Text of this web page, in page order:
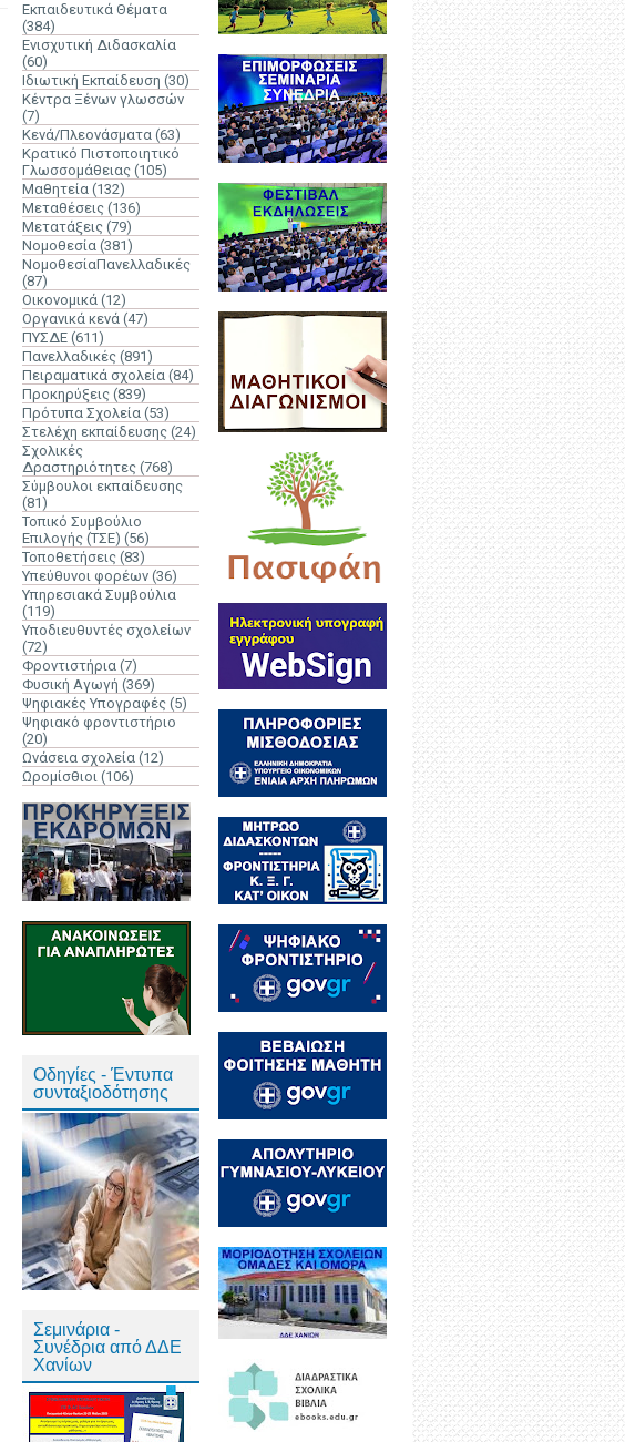
Εκπαιδευτικά Θέματα
(384)
Ενισχυτική Διδασκαλία
(60)
Ιδιωτική Εκπαίδευση (30)
Κέντρα Ξένων γλωσσών
(7)
Κενά/Πλεονάσματα (63)
Κρατικό Πιστοποιητικό
Γλωσσομάθειας (105)
Μαθητεία (132)
Μεταθέσεις (136)
Μετατάξεις (79)
Νομοθεσία (381)
ΝομοθεσίαΠανελλαδικές
(87)
Οικονομικά (12)
Οργανικά κενά (47)
ΠΥΣΔΕ (611)
Πανελλαδικές (891)
Πειραματικά σχολεία (84)
Προκηρύξεις (839)
Πρότυπα Σχολεία (53)
Στελέχη εκπαίδευσης (24)
Σχολικές
Δραστηριότητες (768)
Σύμβουλοι εκπαίδευσης
(81)
Τοπικό Συμβούλιο
Επιλογής (ΤΣΕ) (56)
Τοποθετήσεις (83)
Υπεύθυνοι φορέων (36)
Υπηρεσιακά Συμβούλια
(119)
Υποδιευθυντές σχολείων
(72)
Φροντιστήρια (7)
Φυσική Αγωγή (369)
Ψηφιακές Υπογραφές (5)
Ψηφιακό φροντιστήριο
(20)
Ωνάσεια σχολεία (12)
Ωρομίσθιοι (106)
Οδηγίες - Έντυπα
συνταξιοδότησης
Σεμινάρια -
Συνέδρια από ΔΔΕ
Χανίων